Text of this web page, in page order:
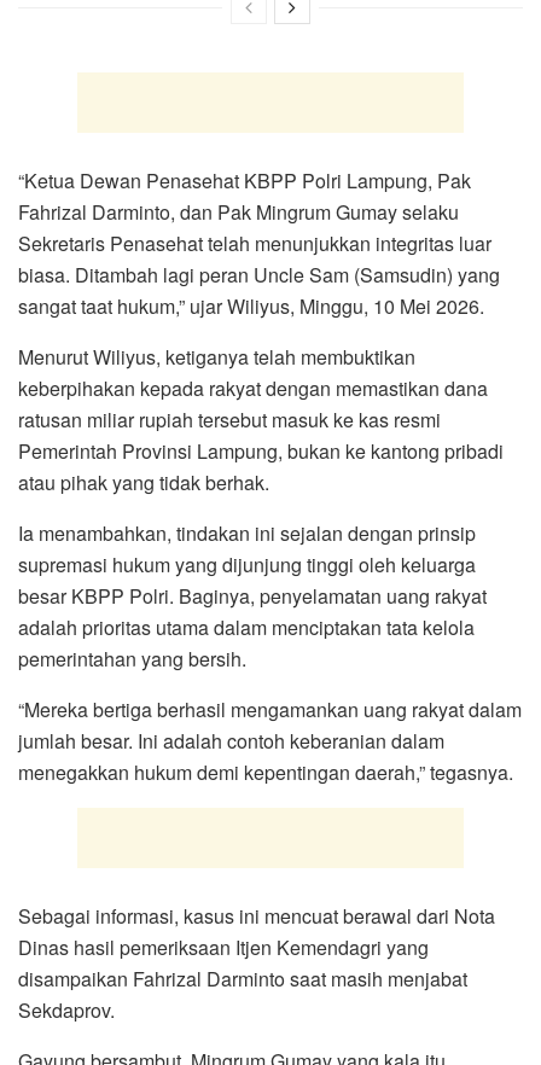
“Ketua Dewan Penasehat KBPP Polri Lampung, Pak
Fahrizal Darminto, dan Pak Mingrum Gumay selaku
Sekretaris Penasehat telah menunjukkan integritas luar
biasa. Ditambah lagi peran Uncle Sam (Samsudin) yang
sangat taat hukum,” ujar Wiliyus, Minggu, 10 Mei 2026.
Menurut Wiliyus, ketiganya telah membuktikan
keberpihakan kepada rakyat dengan memastikan dana
ratusan miliar rupiah tersebut masuk ke kas resmi
Pemerintah Provinsi Lampung, bukan ke kantong pribadi
atau pihak yang tidak berhak.
Ia menambahkan, tindakan ini sejalan dengan prinsip
supremasi hukum yang dijunjung tinggi oleh keluarga
besar KBPP Polri. Baginya, penyelamatan uang rakyat
adalah prioritas utama dalam menciptakan tata kelola
pemerintahan yang bersih.
“Mereka bertiga berhasil mengamankan uang rakyat dalam
jumlah besar. Ini adalah contoh keberanian dalam
menegakkan hukum demi kepentingan daerah,” tegasnya.
Sebagai informasi, kasus ini mencuat berawal dari Nota
Dinas hasil pemeriksaan Itjen Kemendagri yang
disampaikan Fahrizal Darminto saat masih menjabat
Sekdaprov.